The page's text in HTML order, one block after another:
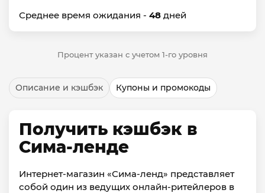
Среднее время ожидания - 48 дней
Процент указан с учетом 1-го уровня
Описание и кэшбэк Купоны и промокоды
Получить кэшбэк в
Сима-ленде
Интернет-магазин «Сима-ленд» представляет
собой один из ведущих онлайн-ритейлеров в